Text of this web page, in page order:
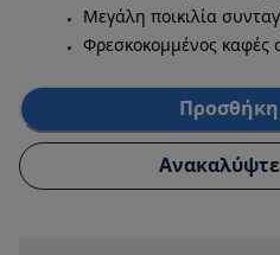
Μεγάλη ποικιλία
Φρεσκοκομμένος καφές